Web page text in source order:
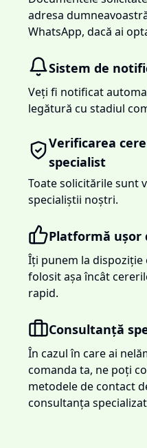
adresa
WhatsApp, dacă ai
Sistem de
Veți fi notificat
legătură cu stadiul
Verificarea
specialist
Toate solicitările sunt
specialiștii noștri.
Platformă ușor
Îți punem la
folosit așa încât
rapid.
Consultanță
În cazul în care ai
comanda ta, ne poți
metodele de contact
consultanța